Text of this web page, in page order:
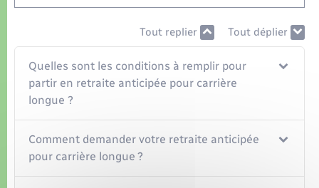
Tout replier Tout déplier
Quelles sont les conditions à remplir pour
partir en retraite anticipée pour carrière
longue ?
Comment demander votre retraite anticipée
pour carrière longue ?